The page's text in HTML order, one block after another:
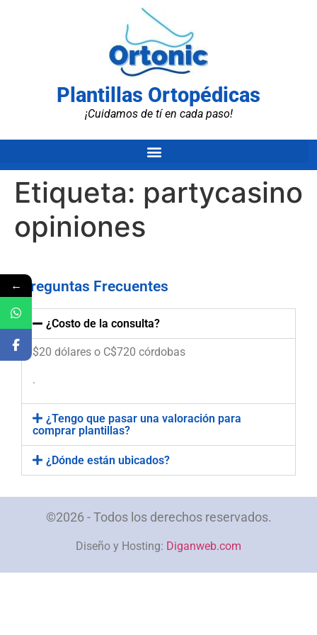
Plantillas Ortopédicas
¡Cuidamos de tí en cada paso!
Etiqueta: partycasino
opiniones
Preguntas Frecuentes
¿Costo de la consulta?
$20 dólares o C$720 córdobas
.
¿Tengo que pasar una valoración para
comprar plantillas?
¿Dónde están ubicados?
©2026 - Todos los derechos reservados.
Diseño y Hosting: Diganweb.com
←